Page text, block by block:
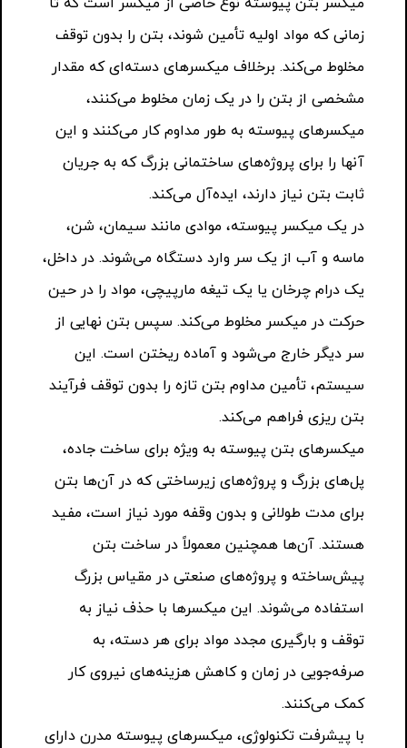
میکسر بتن پیوسته نوع خاصی از میکسر است که تا
زمانی که مواد اولیه تأمین شوند، بتن را بدون توقف
مخلوط می‌کند. برخلاف میکسرهای دسته‌ای که مقدار
مشخصی از بتن را در یک زمان مخلوط می‌کنند،
میکسرهای پیوسته به طور مداوم کار می‌کنند و این
آنها را برای پروژه‌های ساختمانی بزرگ که به جریان
ثابت بتن نیاز دارند، ایده‌آل می‌کند.
در یک میکسر پیوسته، موادی مانند سیمان، شن،
ماسه و آب از یک سر وارد دستگاه می‌شوند. در داخل،
یک درام چرخان یا یک تیغه مارپیچی، مواد را در حین
حرکت در میکسر مخلوط می‌کند. سپس بتن نهایی از
سر دیگر خارج می‌شود و آماده ریختن است. این
سیستم، تأمین مداوم بتن تازه را بدون توقف فرآیند
بتن ریزی فراهم می‌کند.
میکسرهای بتن پیوسته به ویژه برای ساخت جاده،
پل‌های بزرگ و پروژه‌های زیرساختی که در آن‌ها بتن
برای مدت طولانی و بدون وقفه مورد نیاز است، مفید
هستند. آن‌ها همچنین معمولاً در ساخت بتن
پیش‌ساخته و پروژه‌های صنعتی در مقیاس بزرگ
استفاده می‌شوند. این میکسرها با حذف نیاز به
توقف و بارگیری مجدد مواد برای هر دسته، به
صرفه‌جویی در زمان و کاهش هزینه‌های نیروی کار
کمک می‌کنند.
با پیشرفت تکنولوژی، میکسرهای پیوسته مدرن دارای